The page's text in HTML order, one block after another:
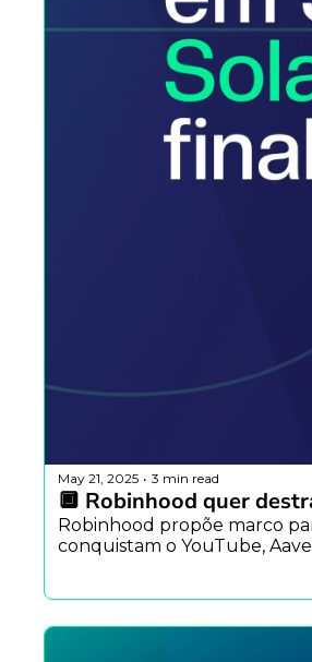
May 21, 2025 • 3 min read
🔲 Robinhood quer
Robinhood propõe marco
conquistam o YouTube,